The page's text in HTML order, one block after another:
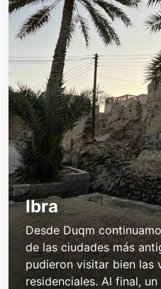
Ibra
Desde Duqm
de las ciudades más
pudieron visitar bien las
residenciales. Al final,